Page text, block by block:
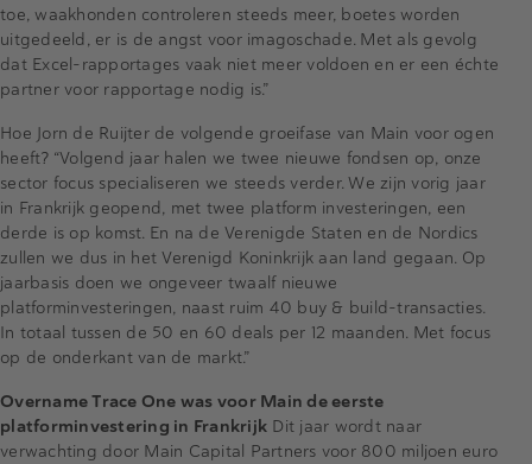
toe, waakhonden controleren steeds meer, boetes worden
uitgedeeld, er is de angst voor imagoschade. Met als gevolg
dat Excel-rapportages vaak niet meer voldoen en er een échte
partner voor rapportage nodig is.”
Hoe Jorn de Ruijter de volgende groeifase van Main voor ogen
heeft? “Volgend jaar halen we twee nieuwe fondsen op, onze
sector focus specialiseren we steeds verder. We zijn vorig jaar
in Frankrijk geopend, met twee platform investeringen, een
derde is op komst. En na de Verenigde Staten en de Nordics
zullen we dus in het Verenigd Koninkrijk aan land gegaan. Op
jaarbasis doen we ongeveer twaalf nieuwe
platforminvesteringen, naast ruim 40 buy & build-transacties.
In totaal tussen de 50 en 60 deals per 12 maanden. Met focus
op de onderkant van de markt.”
Overname Trace One was voor Main de eerste
platforminvestering in Frankrijk Dit jaar wordt naar
verwachting door Main Capital Partners voor 800 miljoen euro